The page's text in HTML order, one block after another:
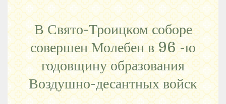
В Свято-Троицком соборе
совершен Молебен в 96 -ю
годовщину образования
Воздушно-десантных войск